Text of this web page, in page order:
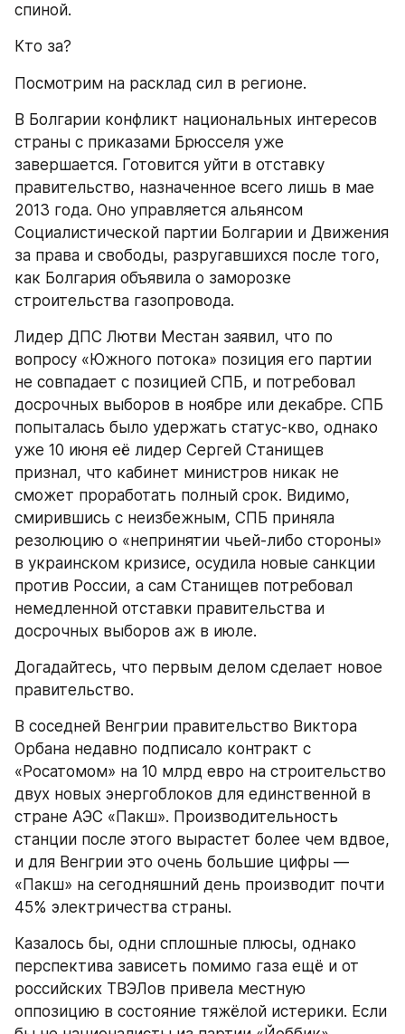
спиной.
Кто за?
Посмотрим на расклад сил в регионе.
В Болгарии конфликт национальных интересов
страны с приказами Брюсселя уже
завершается. Готовится уйти в отставку
правительство, назначенное всего лишь в мае
2013 года. Оно управляется альянсом
Социалистической партии Болгарии и Движения
за права и свободы, разругавшихся после того,
как Болгария объявила о заморозке
строительства газопровода.
Лидер ДПС Лютви Местан заявил, что по
вопросу «Южного потока» позиция его партии
не совпадает с позицией СПБ, и потребовал
досрочных выборов в ноябре или декабре. СПБ
попыталась было удержать статус-кво, однако
уже 10 июня её лидер Сергей Станищев
признал, что кабинет министров никак не
сможет проработать полный срок. Видимо,
смирившись с неизбежным, СПБ приняла
резолюцию о «непринятии чьей-либо стороны»
в украинском кризисе, осудила новые санкции
против России, а сам Станищев потребовал
немедленной отставки правительства и
досрочных выборов аж в июле.
Догадайтесь, что первым делом сделает новое
правительство.
В соседней Венгрии правительство Виктора
Орбана недавно подписало контракт с
«Росатомом» на 10 млрд евро на строительство
двух новых энергоблоков для единственной в
стране АЭС «Пакш». Производительность
станции после этого вырастет более чем вдвое,
и для Венгрии это очень большие цифры —
«Пакш» на сегодняшний день производит почти
45% электричества страны.
Казалось бы, одни сплошные плюсы, однако
перспектива зависеть помимо газа ещё и от
российских ТВЭЛов привела местную
оппозицию в состояние тяжёлой истерики. Если